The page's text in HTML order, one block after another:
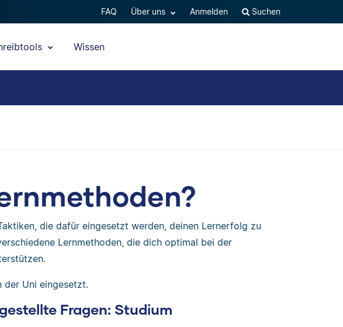
FAQ Über uns Anmelden Suchen
Wissen
die dafür eingesetzt werden, deinen Lernerfolg zu
Lernmethoden, die dich optimal bei der
der Uni eingesetzt.
Fragen: Studium